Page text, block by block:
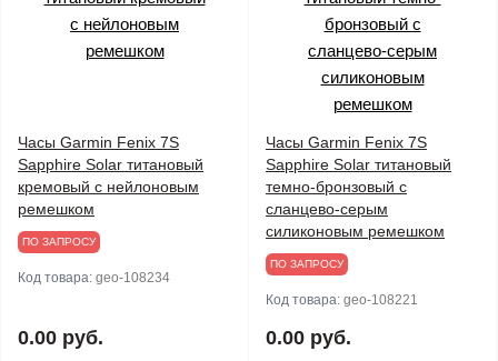
Часы Garmin Fenix 7S
Sapphire Solar титановый
кремовый с нейлоновым
ремешком
ПО ЗАПРОСУ
Код товара: geo-108234
0.00 руб.
Часы Garmin Fenix 7S
Sapphire Solar титановый
темно-бронзовый с
сланцево-серым
силиконовым ремешком
ПО ЗАПРОСУ
Код товара: geo-108221
0.00 руб.